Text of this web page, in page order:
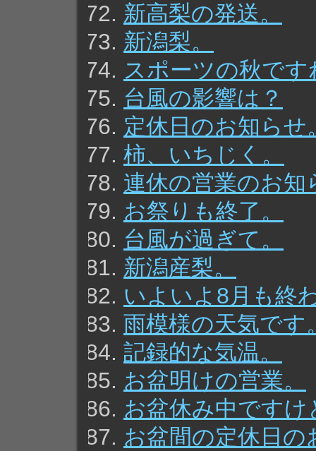
新高梨の発送。
新潟梨。
スポーツの秋です
台風の影響は？
定休日のお知らせ
柿、いちじく。
連休の営業のお知
お祭りも終了。
台風が過ぎて。
新潟産梨。
いよいよ8月も終
雨模様の天気です
記録的な気温。
お盆明けの営業。
お盆休み中ですけ
お盆間の定休日